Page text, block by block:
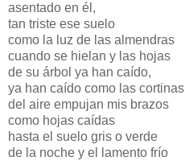
asentado en él,
tan triste ese suelo
como la luz de las almendras
cuando se hielan y las hojas
de su árbol ya han caído,
ya han caído como las cortinas
del aire empujan mis brazos
como hojas caídas
hasta el suelo gris o verde
de la noche y el lamento frío